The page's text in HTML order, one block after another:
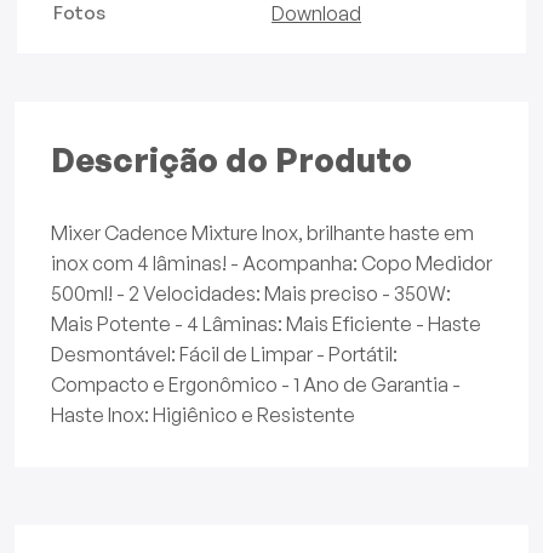
Fotos Download
Descrição do Produto
Mixer Cadence Mixture Inox, brilhante haste em
inox com 4 lâminas! - Acompanha: Copo Medidor
500ml! - 2 Velocidades: Mais preciso - 350W:
Mais Potente - 4 Lâminas: Mais Eficiente - Haste
Desmontável: Fácil de Limpar - Portátil:
Compacto e Ergonômico - 1 Ano de Garantia -
Haste Inox: Higiênico e Resistente